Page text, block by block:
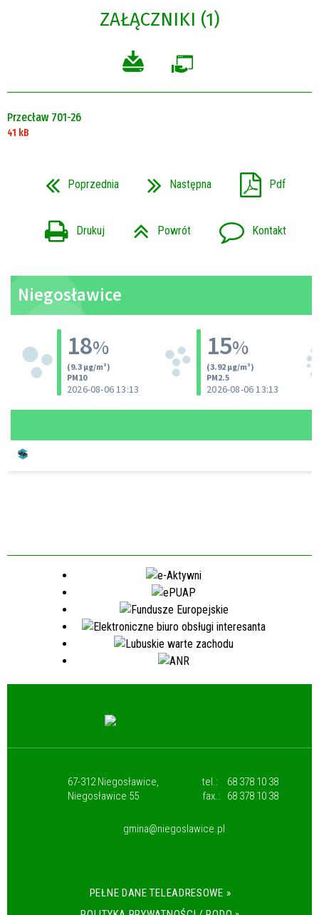
ZAŁĄCZNIKI (1)
Przecław 701-26
41 kB
Poprzednia Następna Pdf
Drukuj Powrót Kontakt
67-312 Niegosławice,
Niegosławice 55
tel.:
68 378 10 38
fax.:
68 378 10 38
gmina@niegoslawice.pl
PEŁNE DANE TELEADRESOWE »